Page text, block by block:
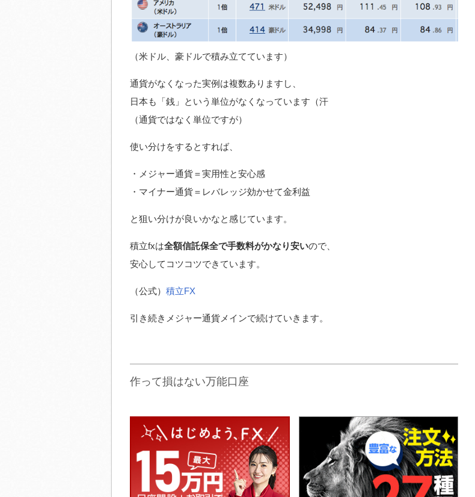
（米ドル、豪ドルで積み立てています）
通貨がなくなった実例は複数ありますし、
日本も「銭」という単位がなくなっています（汗
（通貨ではなく単位ですが）
使い分けをするとすれば、
・メジャー通貨＝実用性と安心感
・マイナー通貨＝レバレッジ効かせて金利益
と狙い分けが良いかなと感じています。
積立fxは全額信託保全で手数料がかなり安いので、
安心してコツコツできています。
（公式） 積立FX
引き続きメジャー通貨メインで続けていきます。
作って損はない万能口座